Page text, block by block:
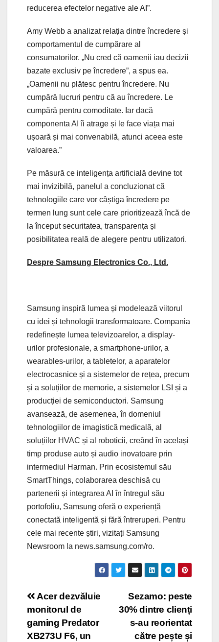
reducerea efectelor negative ale AI”.
Amy Webb a analizat relația dintre încredere și
comportamentul de cumpărare al
consumatorilor. „Nu cred că oamenii iau decizii
bazate exclusiv pe încredere”, a spus ea.
„Oamenii nu plătesc pentru încredere. Nu
cumpără lucruri pentru că au încredere. Le
cumpără pentru comoditate. Iar dacă
componenta AI îi atrage și le face viața mai
ușoară și mai convenabilă, atunci aceea este
valoarea.”
Pe măsură ce inteligența artificială devine tot
mai invizibilă, panelul a concluzionat că
tehnologiile care vor câștiga încredere pe
termen lung sunt cele care prioritizează încă de
la început securitatea, transparența și
posibilitatea reală de alegere pentru utilizatori.
Despre Samsung Electronics Co., Ltd.
Samsung inspiră lumea și modelează viitorul
cu idei și tehnologii transformatoare. Compania
redefinește lumea televizoarelor, a display-
urilor profesionale, a smartphone-urilor, a
wearables-urilor, a tabletelor, a aparatelor
electrocasnice și a sistemelor de rețea, precum
și a soluțiilor de memorie, a sistemelor LSI și a
producției de semiconductori. Samsung
avansează, de asemenea, în domeniul
tehnologiilor de imagistică medicală, al
soluțiilor HVAC și al roboticii, creând în același
timp produse auto și audio inovatoare prin
intermediul Harman. Prin ecosistemul său
SmartThings, colaborarea deschisă cu
partenerii și integrarea AI în întregul său
portofoliu, Samsung oferă o experiență
conectată inteligentă și fără întreruperi. Pentru
cele mai recente știri, vizitați Samsung
Newsroom la news.samsung.com/ro.
Post
navigation
Sezamo: peste
30% dintre clienți
s-au reorientat
către pește și
Acer dezvăluie
monitorul de
gaming Predator
XB273U F6, un